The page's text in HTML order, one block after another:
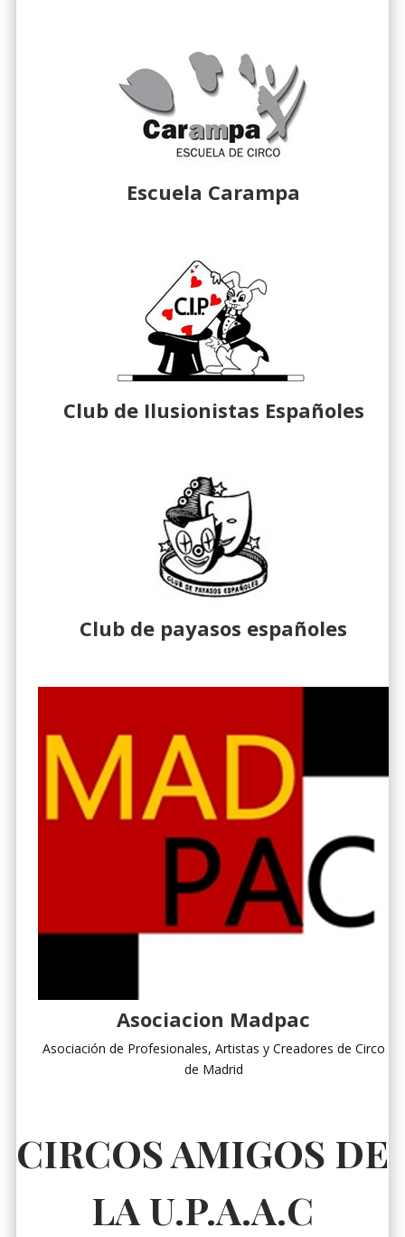
Escuela Carampa
Club de Ilusionistas Españoles
Club de payasos españoles
Asociacion Madpac
Asociación de Profesionales, Artistas y Creadores de Circo
de Madrid
CIRCOS AMIGOS DE
LA U.P.A.A.C